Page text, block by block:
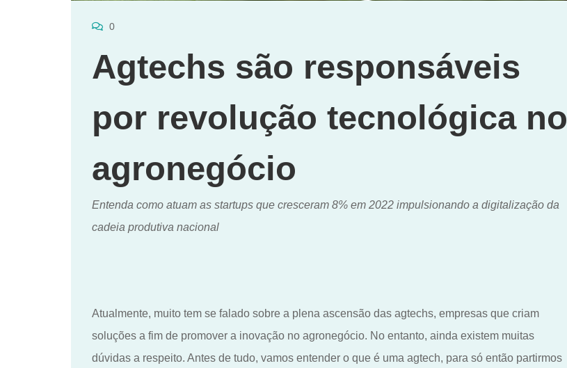
0
Agtechs são responsáveis
por revolução tecnológica no
agronegócio
Entenda como atuam as startups que cresceram 8% em 2022 impulsionando a digitalização da
cadeia produtiva nacional
Atualmente, muito tem se falado sobre a plena ascensão das agtechs, empresas que criam
soluções a fim de promover a inovação no agronegócio. No entanto, ainda existem muitas
dúvidas a respeito. Antes de tudo, vamos entender o que é uma agtech, para só então partirmos